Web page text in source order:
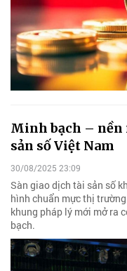
Minh bạch –
sản số Việt Nam
30/08/2025 23:09
Sàn giao dịch tài sản số
hình chuẩn mực thị
khung pháp lý mới mở ra
bạch.